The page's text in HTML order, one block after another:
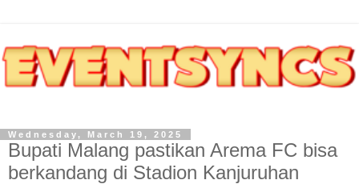
Wednesday, March 19, 2025
Bupati Malang pastikan Arema FC bisa
berkandang di Stadion Kanjuruhan